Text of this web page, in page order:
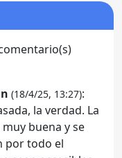
(18/4/25, 13:27):
la verdad. La
buena y se
por todo el